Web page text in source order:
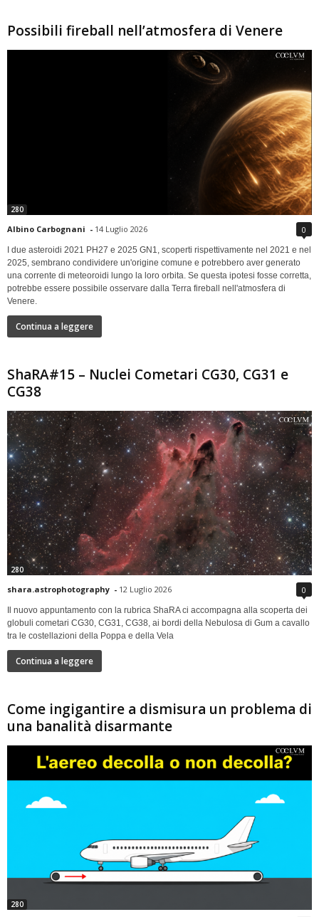
Possibili fireball nell’atmosfera di Venere
280
Albino Carbognani - 14 Luglio 2026 0
I due asteroidi 2021 PH27 e 2025 GN1, scoperti rispettivamente nel 2021 e nel
2025, sembrano condividere un'origine comune e potrebbero aver generato
una corrente di meteoroidi lungo la loro orbita. Se questa ipotesi fosse corretta,
potrebbe essere possibile osservare dalla Terra fireball nell'atmosfera di
Venere.
Continua a leggere
ShaRA#15 – Nuclei Cometari CG30, CG31 e
CG38
280
shara.astrophotography - 12 Luglio 2026 0
Il nuovo appuntamento con la rubrica ShaRA ci accompagna alla scoperta dei
globuli cometari CG30, CG31, CG38, ai bordi della Nebulosa di Gum a cavallo
tra le costellazioni della Poppa e della Vela
Continua a leggere
Come ingigantire a dismisura un problema di
una banalità disarmante
280